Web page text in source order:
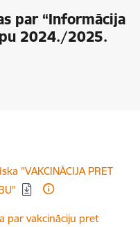
par “Informācija
2024./2025.
"VAKCINĀCIJA PRET
par vakcināciju pret